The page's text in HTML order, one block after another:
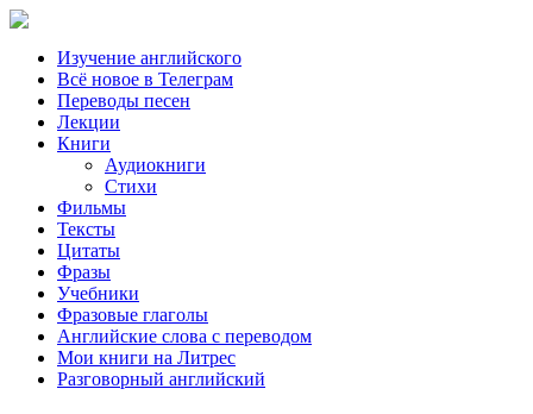
Изучение английского
Всё новое в Телеграм
Переводы песен
Лекции
Книги
Аудиокниги
Стихи
Фильмы
Тексты
Цитаты
Фразы
Учебники
Фразовые глаголы
Английские слова с переводом
Мои книги на Литрес
Разговорный английский